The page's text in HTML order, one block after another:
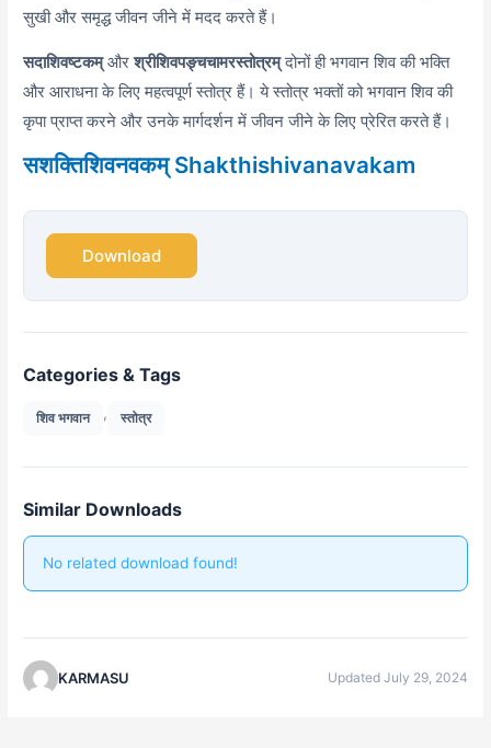
सुखी और समृद्ध जीवन जीने में मदद करते हैं।
सदाशिवष्टकम्औरश्रीशिवपङ्चचामरस्तोत्रम्दोनों ही भगवान शिव की भक्ति
और आराधना के लिए महत्वपूर्ण स्तोत्र हैं। ये स्तोत्र भक्तों को भगवान शिव की
कृपा प्राप्त करने और उनके मार्गदर्शन में जीवन जीने के लिए प्रेरित करते हैं।
सशक्तिशिवनवकम् Shakthishivanavakam
Download
Categories & Tags
शिव भगवान , स्तोत्र
Similar Downloads
No related download found!
KARMASU Updated July 29, 2024